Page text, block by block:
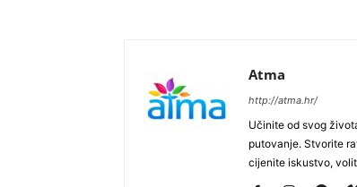
Atma
http://atma.hr/
Učinite od svog
putovanje. Stvorite
cijenite iskustvo,